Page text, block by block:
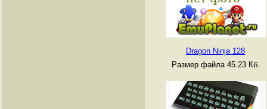
Dragon Ninja 128
Размер файла 45.23 Кб.